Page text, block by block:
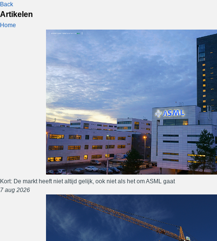
Back
Artikelen
Home
Kort: De markt heeft niet altijd gelijk, ook niet als het om ASML gaat
7 aug 2026